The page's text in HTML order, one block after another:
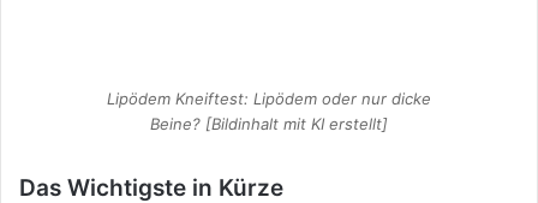
Lipödem Kneiftest: Lipödem oder nur dicke
Beine? [Bildinhalt mit KI erstellt]
Das Wichtigste in Kürze